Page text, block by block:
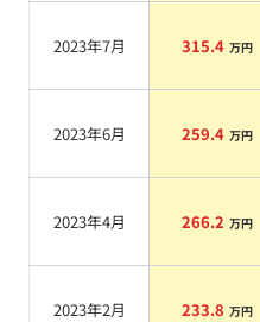
2023年7月 315.4 万円
2023年6月 259.4 万円
2023年4月 266.2 万円
2023年2月 233.8 万円